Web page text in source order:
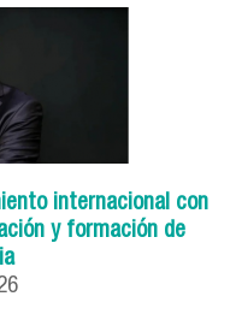
internacional con
y formación de